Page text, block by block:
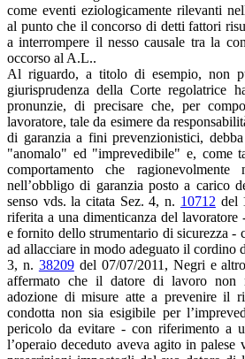
come eventi eziologicamente rilevanti
al punto che il concorso di detti fattori
a interrompere il nesso causale tra la
occorso al A.L..
Al riguardo, a titolo di esempio, non
giurisprudenza della Corte regolatrice
pronunzie, di precisare che, per
lavoratore, tale da esimere da
di garanzia a fini prevenzionistici,
"anomalo" ed "imprevedibile" e, come
comportamento che
nell’obbligo di garanzia posto a carico
senso vds. la citata Sez. 4, n. 10712 del
riferita a una dimenticanza del lavoratore
e fornito dello strumentario di sicurezza -
ad allacciare in modo adeguato il cordino
3, n. 38209del 07/07/2011, Negri e
affermato che il datore di lavoro non
adozione di misure atte a prevenire il
condotta non sia esigibile per
pericolo da evitare - con riferimento a
l’operaio deceduto aveva agito in palese